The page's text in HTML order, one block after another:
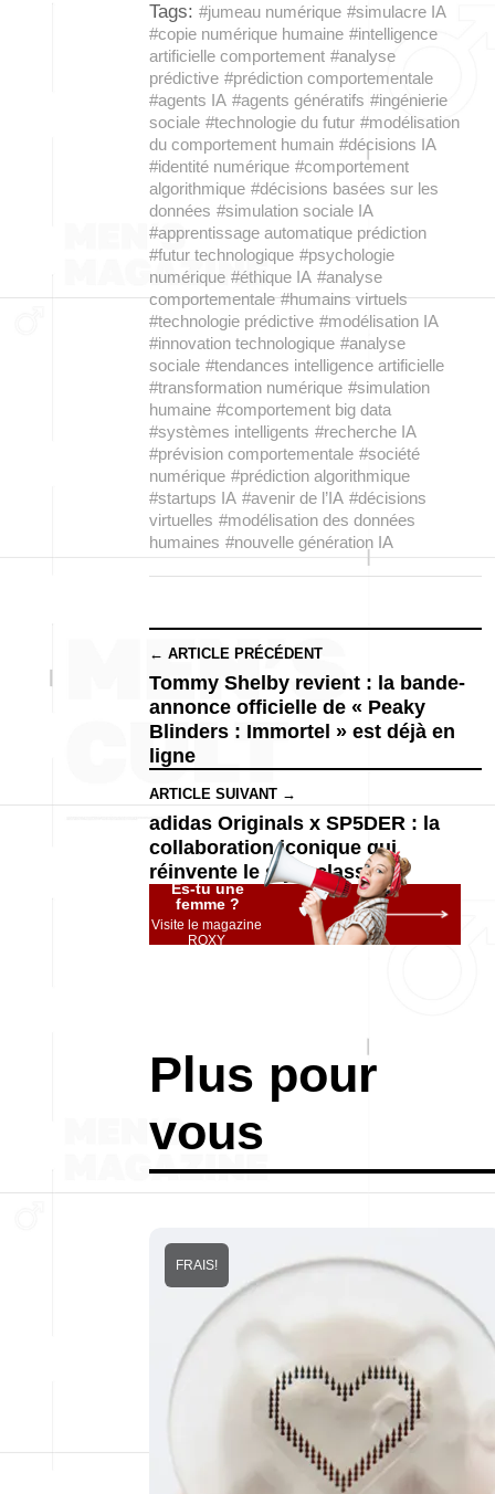
Tags: #jumeau numérique #simulacre IA
#copie numérique humaine #intelligence
artificielle comportement #analyse
prédictive #prédiction comportementale
#agents IA #agents génératifs #ingénierie
sociale #technologie du futur #modélisation
du comportement humain #décisions IA
#identité numérique #comportement
algorithmique #décisions basées sur les
données #simulation sociale IA
#apprentissage automatique prédiction
#futur technologique #psychologie
numérique #éthique IA #analyse
comportementale #humains virtuels
#technologie prédictive #modélisation IA
#innovation technologique #analyse
sociale #tendances intelligence artificielle
#transformation numérique #simulation
humaine #comportement big data
#systèmes intelligents #recherche IA
#prévision comportementale #société
numérique #prédiction algorithmique
#startups IA #avenir de l’IA #décisions
virtuelles #modélisation des données
humaines #nouvelle génération IA
← ARTICLE PRÉCÉDENT
Tommy Shelby revient : la bande-
annonce officielle de « Peaky
Blinders : Immortel » est déjà en
ligne
ARTICLE SUIVANT →
adidas Originals x SP5DER : la
collaboration iconique qui
réinvente le style classique
Es-tu une
femme ?
Visite le magazine
ROXY
Plus pour
vous
FRAIS!